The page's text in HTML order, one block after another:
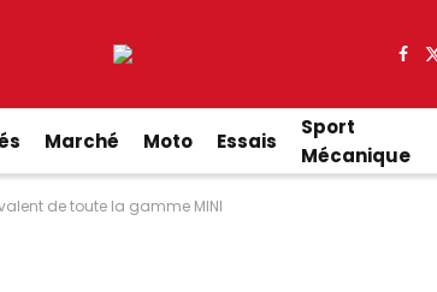
Marché Moto Essais
Sport
Mécanique
de toute la gamme MINI